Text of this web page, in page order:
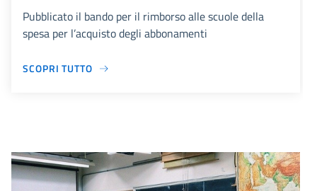
Pubblicato il bando per il rimborso alle scuole della
spesa per l’acquisto degli abbonamenti
SCOPRI TUTTO